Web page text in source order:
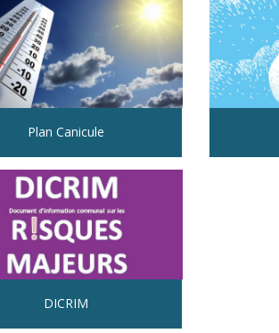
Plan Canicule
DICRIM